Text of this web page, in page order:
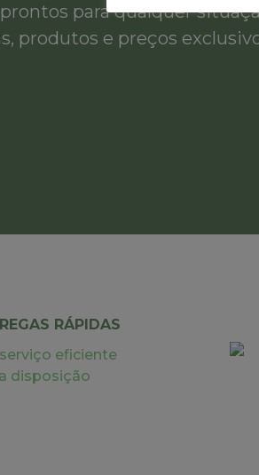
para qualquer
produtos e preços
RÁPIDAS
eficiente
disposição